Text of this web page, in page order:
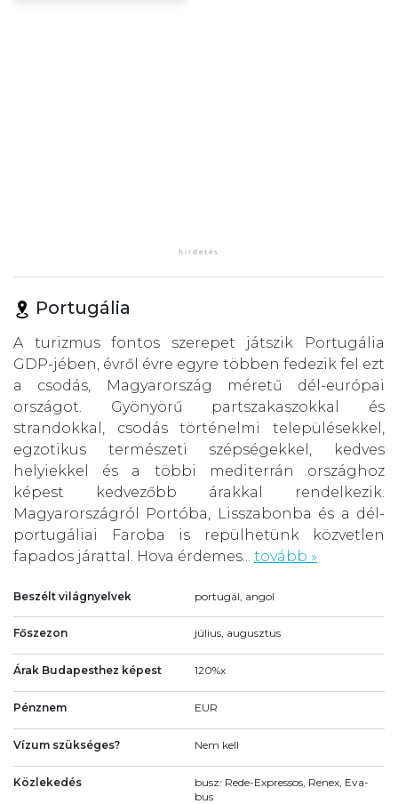
Portugália
A turizmus fontos szerepet játszik Portugália
GDP-jében, évről évre egyre többen fedezik fel ezt
a csodás, Magyarország méretű dél-európai
országot. Gyönyörű partszakaszokkal és
strandokkal, csodás történelmi településekkel,
egzotikus természeti szépségekkel, kedves
helyiekkel és a többi mediterrán országhoz
képest kedvezőbb árakkal rendelkezik.
Magyarországról Portóba, Lisszabonba és a dél-
portugáliai Faroba is repülhetünk közvetlen
fapados járattal. Hova érdemes... tovább »
Beszélt világnyelvek portugál, angol
Főszezon július, augusztus
Árak Budapesthez képest 120%x
Pénznem EUR
Vízum szükséges? Nem kell
Közlekedés
busz: Rede-Expressos, Renex, Eva-
bus